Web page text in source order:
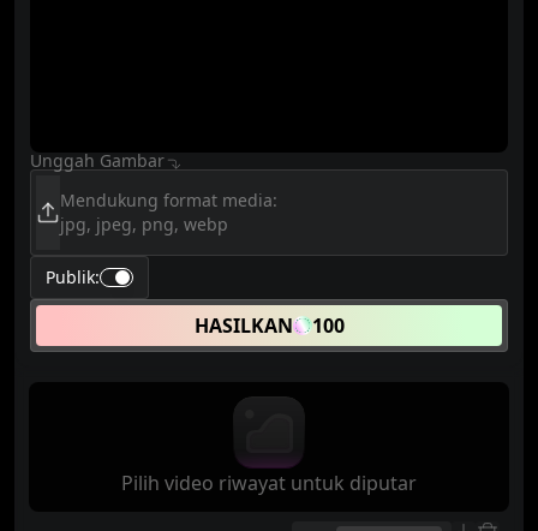
Unggah Gambar
Mendukung format media:
jpg, jpeg, png, webp
Publik:
HASILKAN 100
Pilih video riwayat untuk diputar